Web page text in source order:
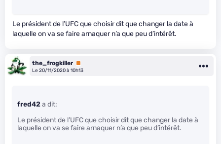
Le président de l’UFC que choisir dit que changer la date à
laquelle on va se faire arnaquer n’a que peu d’intérêt.
the_frogkiller Premium
Le 20/11/2020 à 10h13
fred42a dit:
Le président de l’UFC que choisir dit que changer la date à
laquelle on va se faire arnaquer n’a que peu d’intérêt.